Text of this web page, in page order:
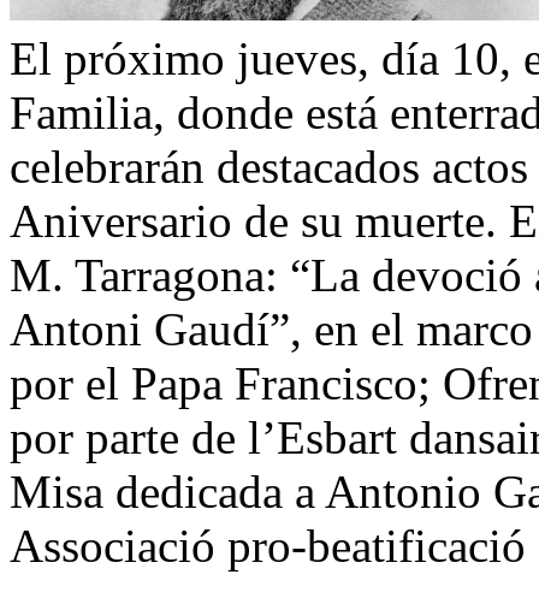
El próximo jueves, día 10,
Familia, donde está
celebrarán destacados
Aniversario de su muerte.
M. Tarragona: “La devoció
Antoni Gaudí”, en el
por el Papa Francisco;
por parte de l’Esbart
Misa dedicada a Antonio
Associació pro-